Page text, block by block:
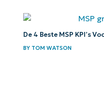
De 4 Beste MSP KPI’s
BY TOM WATSON